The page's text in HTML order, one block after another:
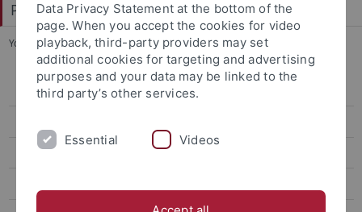
Prof. Dr. Dorothee Kimmich
You are here: Startseite ... Outreach der Studienleistungen
Studiengang
Bewerbungsverfahren
Data Privacy Statement at the bottom of the
page. When you accept the cookies for video
playback, third-party providers may set
additional cookies for targeting and advertising
purposes and your data may be linked to the
third party’s other services.
Essential Videos